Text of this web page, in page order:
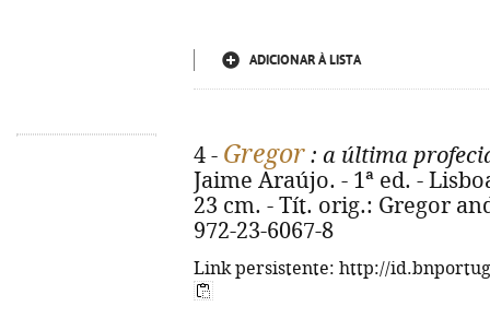
ADICIONAR À LISTA
4 - Gregor : a última
Jaime Araújo. - 1ª ed. -
23 cm. - Tít. orig.: Gregor
972-23-6067-8
Link persistente: http://